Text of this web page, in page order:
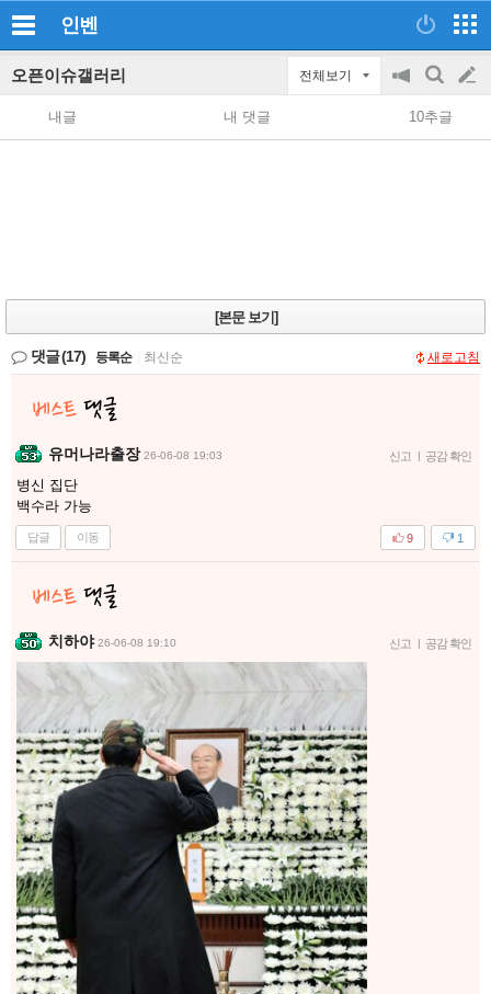
인벤
오픈이슈갤러리 전체보기
공
지
on/off
검
색
글
쓰
내글 내 댓글 10추글
[본문 보기]
댓글(17) 등록순 최신순 새로고침
유머나라출장 26-06-08 19:03 신고 | 공감 확인
병신 집단
백수라 가능
답글 이동 1
9
치하야 26-06-08 19:10 신고 | 공감 확인